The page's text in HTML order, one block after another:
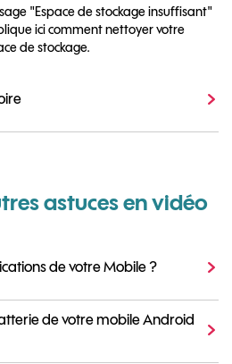
"Espace de stockage insuffisant"
ici comment nettoyer votre
de stockage.
astuces en vidéo
de votre Mobile ?
de votre mobile Android